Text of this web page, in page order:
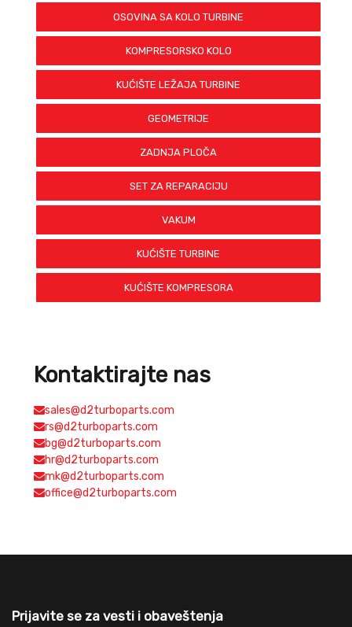
OSOVINA SA KOLO TURBINE
KOMPRESORSKO KOLO
KUĆIŠTE LEŽAJA TURBINE
GEOMETRIJE
ZADNJA PLOČA
SET ZA REPARACIJU
VAKUM
KUĆIŠTE TURBINE
KUĆIŠTE KOMPRESORA
Kontaktirajte nas
sales@d2turboparts.com
rs@d2turboparts.com
bg@d2turboparts.com
hr@d2turboparts.com
mk@d2turboparts.com
office@d2turboparts.com
Prijavite se za vesti i obaveštenja